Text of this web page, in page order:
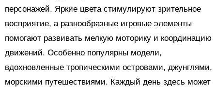
персонажей. Яркие цвета стимулируют зрительное
восприятие, а разнообразные игровые элементы
помогают развивать мелкую моторику и координацию
движений. Особенно популярны модели,
вдохновленные тропическими островами, джунглями,
морскими путешествиями. Каждый день здесь может